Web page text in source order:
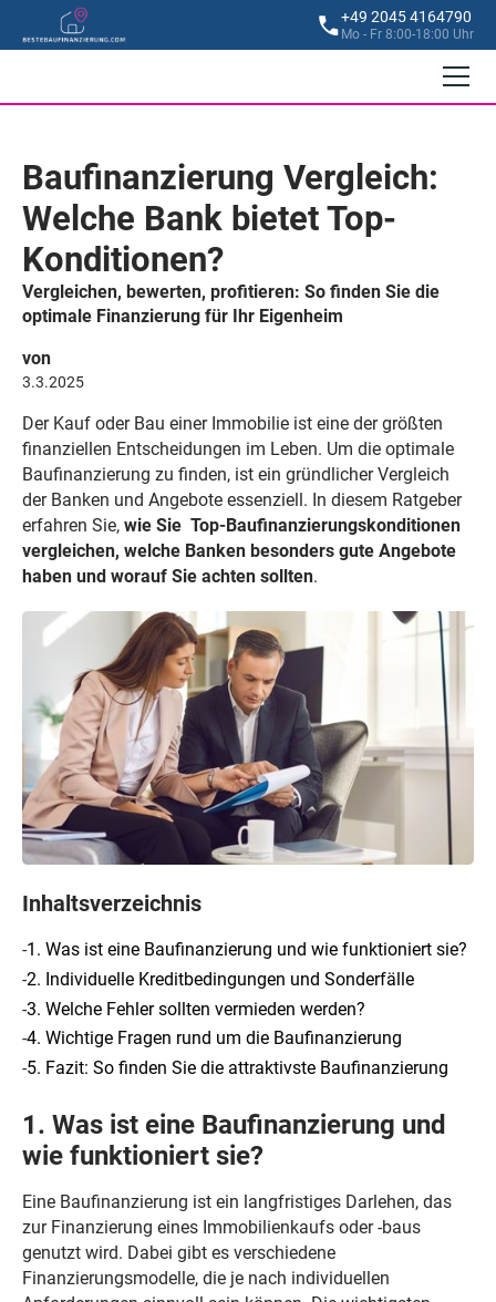
+49 2045 4164790
Mo - Fr 8:00-18:00 Uhr
Baufinanzierung Vergleich:
Welche Bank bietet Top-
Konditionen?
Vergleichen, bewerten, profitieren: So finden Sie die
optimale Finanzierung für Ihr Eigenheim
von
3.3.2025
Der Kauf oder Bau einer Immobilie ist eine der größten
finanziellen Entscheidungen im Leben. Um die optimale
Baufinanzierung zu finden, ist ein gründlicher Vergleich
der Banken und Angebote essenziell. In diesem Ratgeber
erfahren Sie, wie Sie Top-Baufinanzierungskonditionen
vergleichen, welche Banken besonders gute Angebote
haben und worauf Sie achten sollten.
Inhaltsverzeichnis
-1. Was ist eine Baufinanzierung und wie funktioniert sie?
-2. Individuelle Kreditbedingungen und Sonderfälle
-3. Welche Fehler sollten vermieden werden?
-4. Wichtige Fragen rund um die Baufinanzierung
-5. Fazit: So finden Sie die attraktivste Baufinanzierung
1. Was ist eine Baufinanzierung und
wie funktioniert sie?
Eine Baufinanzierung ist ein langfristiges Darlehen, das
zur Finanzierung eines Immobilienkaufs oder -baus
genutzt wird. Dabei gibt es verschiedene
Finanzierungsmodelle, die je nach individuellen